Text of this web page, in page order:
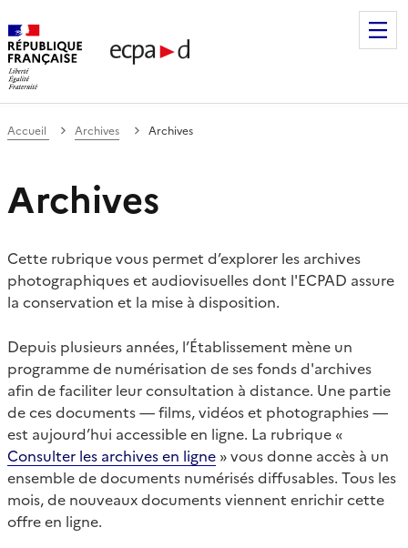
de communication et de production
Accueil Archives Archives
Archives
Cette rubrique vous permet d’explorer les archives
photographiques et audiovisuelles dont l'ECPAD assure
la conservation et la mise à disposition.
Depuis plusieurs années, l’Établissement mène un
programme de numérisation de ses fonds d'archives
afin de faciliter leur consultation à distance. Une partie
de ces documents — films, vidéos et photographies —
est aujourd’hui accessible en ligne. La rubrique «
Consulter les archives en ligne » vous donne accès à un
ensemble de documents numérisés diffusables. Tous les
mois, de nouveaux documents viennent enrichir cette
offre en ligne.